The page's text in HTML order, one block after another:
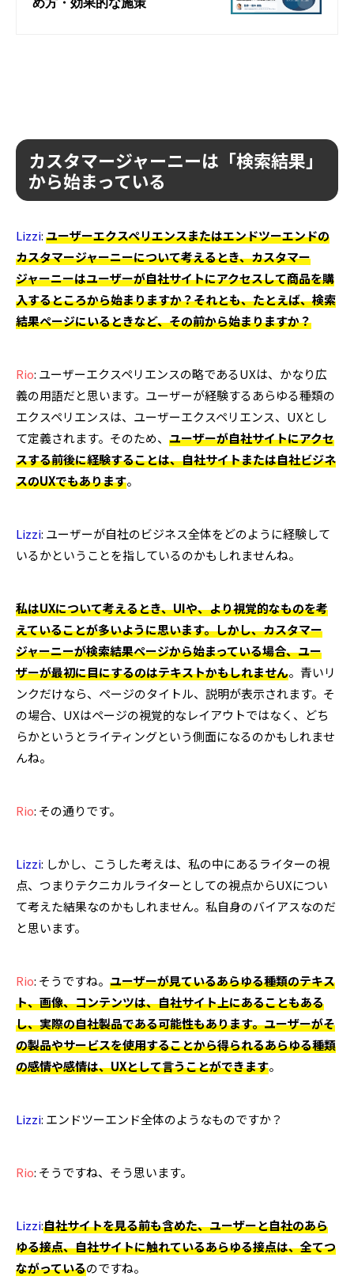
カスタマージャーニーは「検索結果」
から始まっている
Lizzi:ユーザーエクスペリエンスまたはエンドツーエンドの
カスタマージャーニーについて考えるとき、カスタマー
ジャーニーはユーザーが自社サイトにアクセスして商品を購
入するところから始まりますか？それとも、たとえば、検索
結果ページにいるときなど、その前から始まりますか？
Rio: ユーザーエクスペリエンスの略であるUXは、かなり広
義の用語だと思います。ユーザーが経験するあらゆる種類の
エクスペリエンスは、ユーザーエクスペリエンス、UXとし
て定義されます。そのため、 ユーザーが自社サイトにアクセ
スする前後に経験することは、自社サイトまたは自社ビジネ
スのUXでもあります。
Lizzi: ユーザーが自社のビジネス全体をどのように経験して
いるかということを指しているのかもしれませんね。
私はUXについて考えるとき、UIや、より視覚的なものを考
えていることが多いように思います。しかし、カスタマー
ジャーニーが検索結果ページから始まっている場合、ユー
ザーが最初に目にするのはテキストかもしれません。青いリ
ンクだけなら、ページのタイトル、説明が表示されます。そ
の場合、UXはページの視覚的なレイアウトではなく、どち
らかというとライティングという側面になるのかもしれませ
んね。
Rio: その通りです。
Lizzi: しかし、こうした考えは、私の中にあるライターの視
点、つまりテクニカルライターとしての視点からUXについ
て考えた結果なのかもしれません。私自身のバイアスなのだ
と思います。
Rio: そうですね。 ユーザーが見ているあらゆる種類のテキス
ト、画像、コンテンツは、自社サイト上にあることもある
し、実際の自社製品である可能性もあります。ユーザーがそ
の製品やサービスを使用することから得られるあらゆる種類
の感情や感情は、UXとして言うことができます。
Lizzi: エンドツーエンド全体のようなものですか？
Rio: そうですね、そう思います。
Lizzi:自社サイトを見る前も含めた、ユーザーと自社のあら
ゆる接点、自社サイトに触れているあらゆる接点は、全てつ
ながっているのですね。